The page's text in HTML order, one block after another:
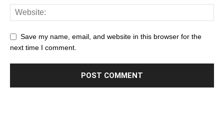
Save my name, email, and website in this browser for the
next time I comment.